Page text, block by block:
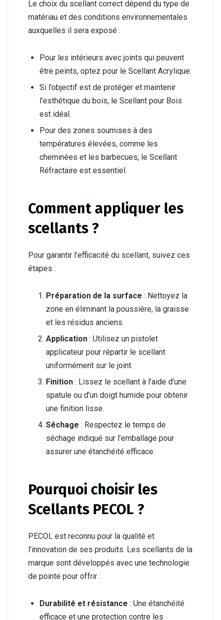
Le choix du scellant correct dépend du type de
matériau et des conditions environnementales
auxquelles il sera exposé :
Pour les intérieurs avec joints qui peuvent
être peints, optez pour le Scellant Acrylique.
Si l’objectif est de protéger et maintenir
l’esthétique du bois, le Scellant pour Bois
est idéal.
Pour des zones soumises à des
températures élevées, comme les
cheminées et les barbecues, le Scellant
Réfractaire est essentiel.
Comment appliquer les
scellants ?
Pour garantir l’efficacité du scellant, suivez ces
étapes :
Préparation de la surface : Nettoyez la
zone en éliminant la poussière, la graisse
et les résidus anciens.
Application : Utilisez un pistolet
applicateur pour répartir le scellant
uniformément sur le joint.
Finition : Lissez le scellant à l’aide d’une
spatule ou d’un doigt humide pour obtenir
une finition lisse.
Séchage : Respectez le temps de
séchage indiqué sur l’emballage pour
assurer une étanchéité efficace.
Pourquoi choisir les
Scellants PECOL ?
PECOL est reconnu pour la qualité et
l’innovation de ses produits. Les scellants de la
marque sont développés avec une technologie
de pointe pour offrir :
Durabilité et résistance : Une étanchéité
efficace et une protection contre les